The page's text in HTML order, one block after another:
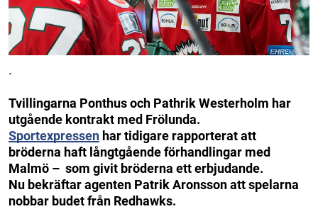
.
Tvillingarna Ponthus och Pathrik Westerholm har
utgående kontrakt med Frölunda.
Sportexpressen har tidigare rapporterat att
bröderna haft långtgående förhandlingar med
Malmö – som givit bröderna ett erbjudande.
Nu bekräftar agenten Patrik Aronsson att spelarna
nobbar budet från Redhawks.